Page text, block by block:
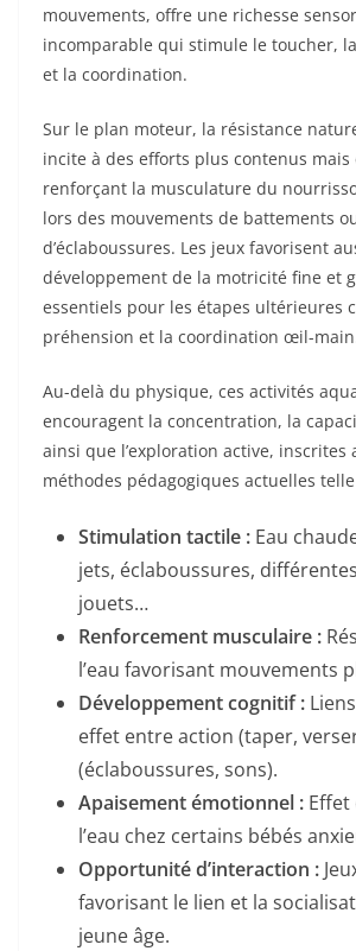
mouvements, offre une richesse
incomparable qui stimule le toucher,
et la coordination.
Sur le plan moteur, la résistance
incite à des efforts plus contenus mais
renforçant la musculature du
lors des mouvements de battements
d’éclaboussures. Les jeux favorisent
développement de la motricité fine et
essentiels pour les étapes ultérieures
préhension et la coordination œil-
Au-delà du physique, ces activités
encouragent la concentration, la
ainsi que l’exploration active,
méthodes pédagogiques actuelles
Stimulation tactile : Eau
jets, éclaboussures,
jouets…
Renforcement musculaire :
l’eau favorisant mouvements
Développement cognitif :
effet entre action (taper,
(éclaboussures, sons).
Apaisement émotionnel : Effet
l’eau chez certains bébés
Opportunité d’interaction :
favorisant le lien et la
jeune âge.